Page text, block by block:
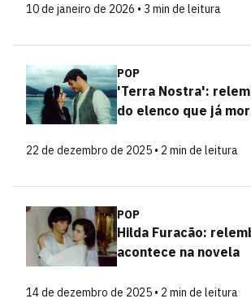
10 de janeiro de 2026 • 3 min de leitura
POP
'Terra Nostra':
do elenco que já
22 de dezembro de 2025 • 2 min de leitura
POP
Hilda Furacão:
acontece na novela
14 de dezembro de 2025 • 2 min de leitura